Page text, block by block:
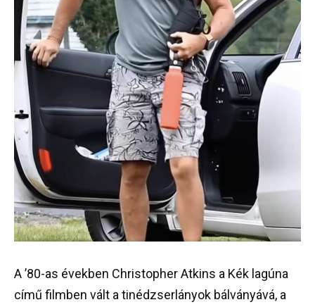
A ’80-as években Christopher Atkins a Kék lagúna
című filmben vált a tinédzserlányok bálványává, a